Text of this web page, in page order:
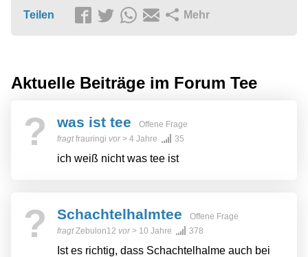
Teilen Mehr
Aktuelle Beiträge im Forum Tee
? was ist tee
Offene Frage
fragtfrauringi vor> 4 Jahre 35
ich weiß nicht was tee ist
? Schachtelhalmtee
Offene Frage
fragtZebulon12 vor> 10 Jahre 378
Ist es richtig, dass Schachtelhalme auch bei